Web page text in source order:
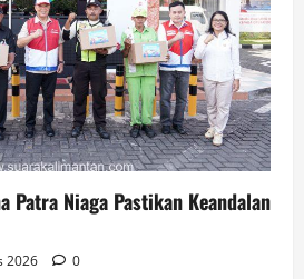
Patra Niaga Pastikan Keandalan
2026 0